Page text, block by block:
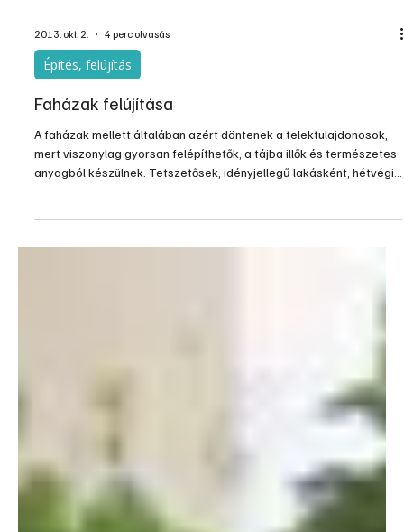
2013. okt. 2. 4 perc olvasás
Építés, felújítás
Faházak felújítása
A faházak mellett általában azért döntenek a telektulajdonosok,
mert viszonylag gyorsan felépíthetők, a tájba illők és természetes
anyagból készülnek. Tetszetősek, idényjellegű lakásként, hétvégi